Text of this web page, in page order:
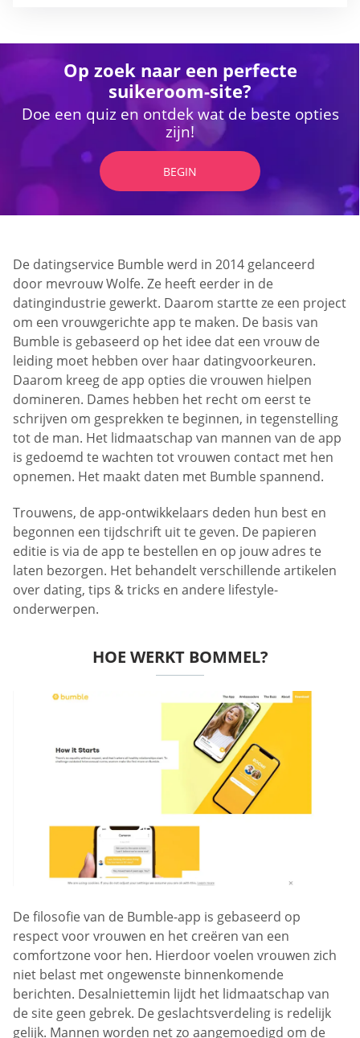
Op zoek naar een perfecte
suikeroom-site?
Doe een quiz en ontdek wat de beste opties
zijn!
BEGIN
De datingservice Bumble werd in 2014 gelanceerd
door mevrouw Wolfe. Ze heeft eerder in de
datingindustrie gewerkt. Daarom startte ze een project
om een vrouwgerichte app te maken. De basis van
Bumble is gebaseerd op het idee dat een vrouw de
leiding moet hebben over haar datingvoorkeuren.
Daarom kreeg de app opties die vrouwen hielpen
domineren. Dames hebben het recht om eerst te
schrijven om gesprekken te beginnen, in tegenstelling
tot de man. Het lidmaatschap van mannen van de app
is gedoemd te wachten tot vrouwen contact met hen
opnemen. Het maakt daten met Bumble spannend.
Trouwens, de app-ontwikkelaars deden hun best en
begonnen een tijdschrift uit te geven. De papieren
editie is via de app te bestellen en op jouw adres te
laten bezorgen. Het behandelt verschillende artikelen
over dating, tips & tricks en andere lifestyle-
onderwerpen.
HOE WERKT BOMMEL?
De filosofie van de Bumble-app is gebaseerd op
respect voor vrouwen en het creëren van een
comfortzone voor hen. Hierdoor voelen vrouwen zich
niet belast met ongewenste binnenkomende
berichten. Desalniettemin lijdt het lidmaatschap van
de site geen gebrek. De geslachtsverdeling is redelijk
gelijk. Mannen worden net zo aangemoedigd om de